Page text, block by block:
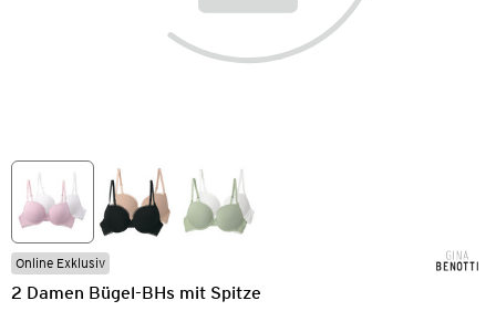
Online Exklusiv
2 Damen Bügel-BHs mit Spitze